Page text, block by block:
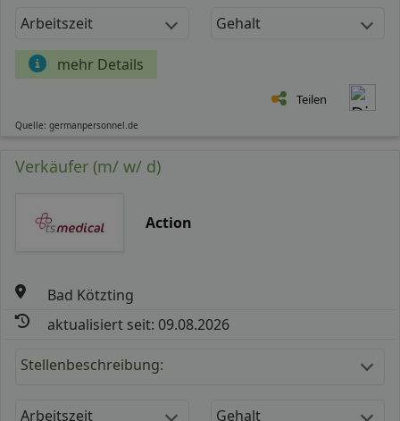
Arbeitszeit Gehalt
mehr Details
Teilen
Quelle: germanpersonnel.de
Verkäufer (m/ w/ d)
Action
Bad Kötzting
aktualisiert seit: 09.08.2026
Stellenbeschreibung:
Arbeitszeit Gehalt